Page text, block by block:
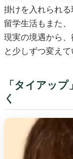
掛けを入れられ
留学生活もまた、
現実の境遇から
と少しずつ変えて
「タイアッ
く